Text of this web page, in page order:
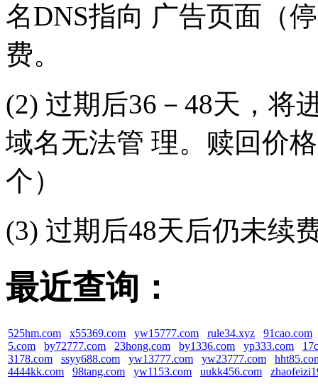
名DNS指向 广告页面（
费。
(2) 过期后36－48天，将
域名无法管 理。赎回价
个）
(3) 过期后48天后仍未续
最近查询：
525hm.com x55369.com yw15777.com rule34.xyz
91cao.com
5.com
by72777.com 23hong.com by1336.com yp333.com
3178.com
ssyy688.com yw13777.com yw23777.com
4444kk.com
98tang.com yw1153.com uukk456.com